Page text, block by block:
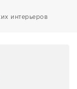
интерьеров